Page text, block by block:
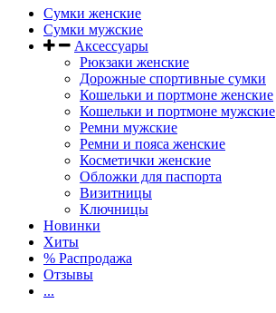
Сумки женские
Сумки мужские
Аксессуары
Рюкзаки женские
Дорожные спортивные сумки
Кошельки и портмоне женские
Кошельки и портмоне мужские
Ремни мужские
Ремни и пояса женские
Косметички женские
Обложки для паспорта
Визитницы
Ключницы
Новинки
Хиты
% Распродажа
Отзывы
...